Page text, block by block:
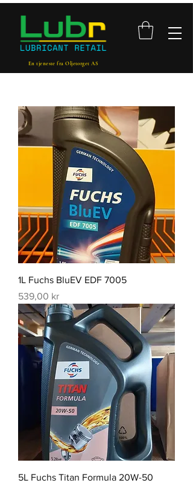
En tjeneste fra Oljetorget AS
1L Fuchs BluEV EDF 7005
Pris
539,00 kr
5L Fuchs Titan Formula 20W-50